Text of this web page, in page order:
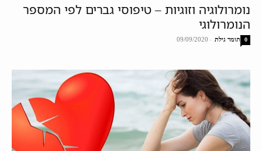
נומרולוגיה וזוגיות – טיפוסי גברים לפי המספר
הנומרולוגי
תומר גילת -
09/09/2020 0